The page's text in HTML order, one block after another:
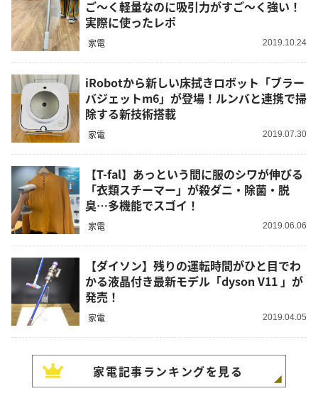
ご～く軽量なのに吸引力がすご～く強い！
実際に使ったレポ
家電 2019.10.24
iRobotから新しい床拭きロボット「ブラー
バジェットm6」が登場！ルンバと連携で掃
除する新技術搭載
家電 2019.07.30
【T-fal】あっという間に服のシワが伸びる
「衣類スチーマー」が殺ダニ・除菌・脱
臭…多機能でスゴイ！
家電 2019.06.06
【ダイソン】残りの運転時間がひと目でわ
かる液晶付き最新モデル「dyson V11 」が
発売！
家電 2019.04.05
家電記事ランキングを見る